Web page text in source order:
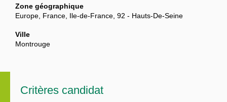
Zone géographique
Europe, France, Ile-de-France, 92 - Hauts-De-Seine
Ville
Montrouge
Critères candidat